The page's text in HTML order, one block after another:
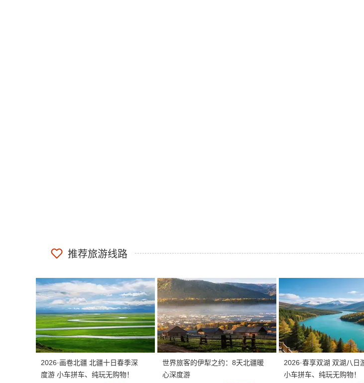
推荐旅游线路
2026·画卷北疆 北疆十日春季深
度游 小车拼车、纯玩无购物！
世界旅客的伊犁之约：8天北疆暖
心深度游
2026·春享双湖 双湖八日
小车拼车、纯玩无购物！